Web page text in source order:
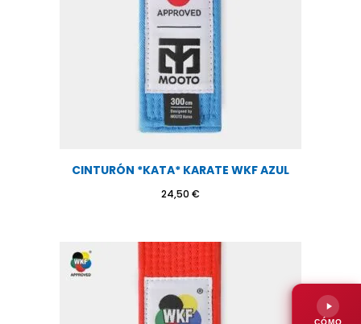
CINTURÓN *KATA* KARATE WKF AZUL
24,50 €
CÓMO